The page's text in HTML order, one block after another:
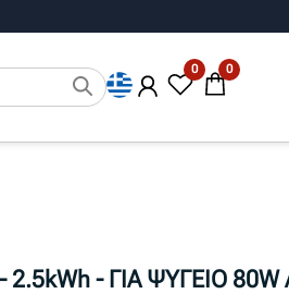
0 0
- ΓΙΑ ΨΥΓΕΙΟ 80W